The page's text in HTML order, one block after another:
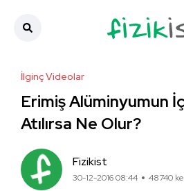
İlginç Videolar
Erimiş Alüminyumun
Atılırsa Ne Olur?
Fizikist
30-12-2016 08:44 48740